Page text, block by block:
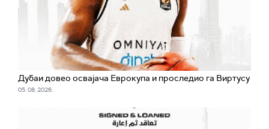
Дубаи довео освајача Еврокупа и проследио га Виртусу
05. 08. 2026.